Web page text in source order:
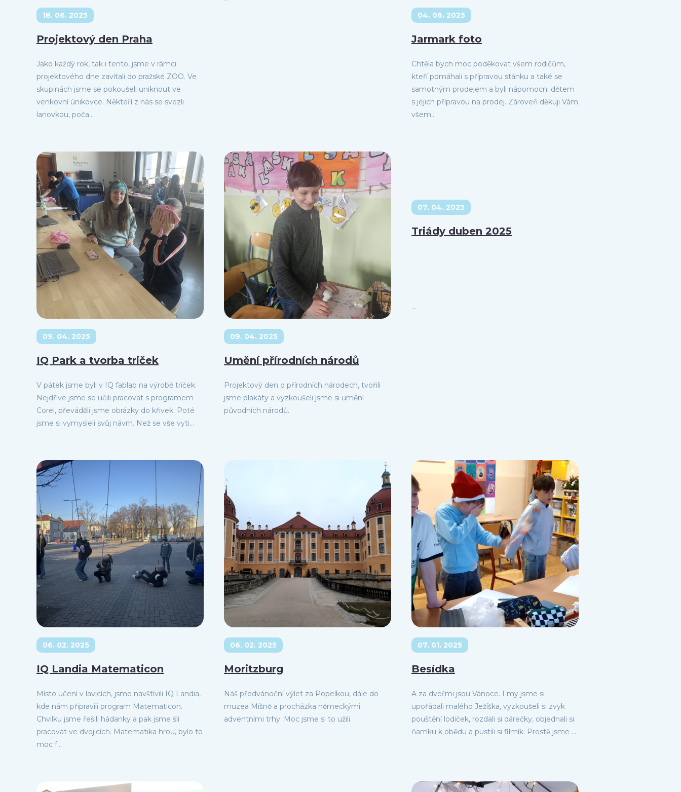
18. 06. 2025
Projektový den Praha
Jako každý rok, tak i tento, jsme v rámci
projektového dne zavítali do pražské ZOO. Ve
skupinách jsme se pokoušeli uniknout ve
venkovní únikovce. Někteří z nás se svezli
lanovkou, poča...
04. 06. 2025
Jarmark foto
Chtěla bych moc poděkovat všem rodičům,
kteří pomáhali s přípravou stánku a také se
samotným prodejem a byli nápomocni dětem
s jejich přípravou na prodej. Zároveň děkuji Vám
všem...
09. 04. 2025
IQ Park a tvorba triček
V pátek jsme byli v IQ fablab na výrobě triček.
Nejdříve jsme se učili pracovat s programem
Corel, převáděli jsme obrázky do křivek. Poté
jsme si vymysleli svůj návrh. Než se vše vyti...
09. 04. 2025
Umění přírodních národů
Projektový den o přírodních národech, tvořili
jsme plakáty a vyzkoušeli jsme si umění
původních národů.
07. 04. 2025
Triády duben 2025
...
06. 02. 2025
IQ Landia Matematicon
Místo učení v lavicích, jsme navštívili IQ Landia,
kde nám připravili program Matematicon.
Chvilku jsme řešili hádanky a pak jsme šli
pracovat ve dvojicích. Matematika hrou, bylo to
moc f...
06. 02. 2025
Moritzburg
Náš předvánoční výlet za Popelkou, dále do
muzea Míšně a procházka německými
adventními trhy. Moc jsme si to užili.
07. 01. 2025
Besídka
A za dveřmi jsou Vánoce. I my jsme si
upořádali malého Ježíška, vyzkoušeli si zvyk
pouštění lodiček, rozdali si dárečky, objednali si
ňamku k obědu a pustili si filmík. Prostě jsme ...